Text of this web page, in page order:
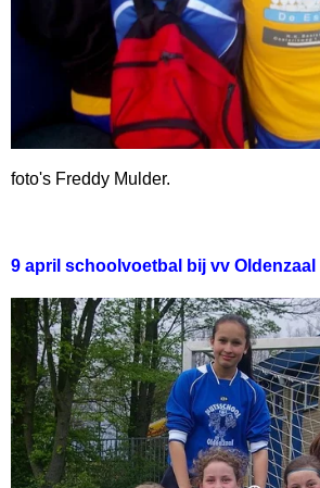
foto's Freddy Mulder.
9 april schoolvoetbal bij vv